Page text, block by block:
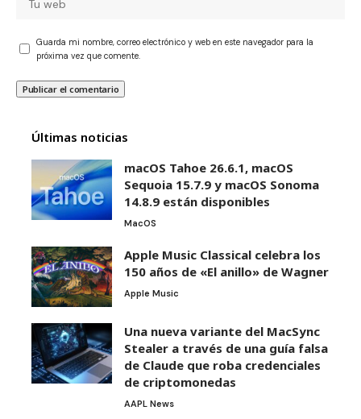
Guarda mi nombre, correo electrónico y web en este navegador para la
próxima vez que comente.
Últimas noticias
macOS Tahoe 26.6.1, macOS
Sequoia 15.7.9 y macOS Sonoma
14.8.9 están disponibles
MacOS
Apple Music Classical celebra los
150 años de «El anillo» de Wagner
Apple Music
Una nueva variante del MacSync
Stealer a través de una guía falsa
de Claude que roba credenciales
de criptomonedas
AAPL News